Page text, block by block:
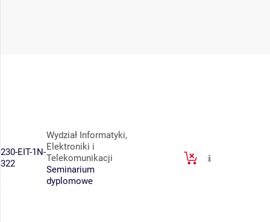
230-EIT-1N-
322
Wydział Informatyki,
Elektroniki i
Telekomunikacji
Seminarium
dyplomowe